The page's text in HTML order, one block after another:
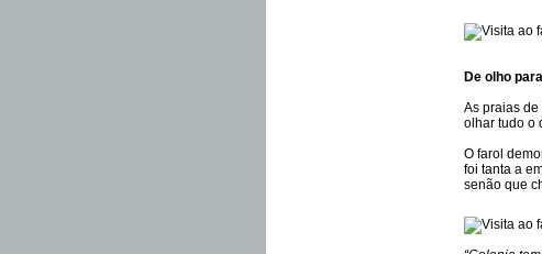
De olho
As praias
olhar tudo o
O farol
foi tanta a
senão que